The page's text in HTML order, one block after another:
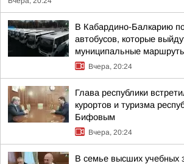
В Кабардино-Балкарию
автобусов, которые
муниципальные
Вчера, 20:24
Глава республики
курортов и туризма
Бифовым
Вчера, 20:24
В семье высших учебных